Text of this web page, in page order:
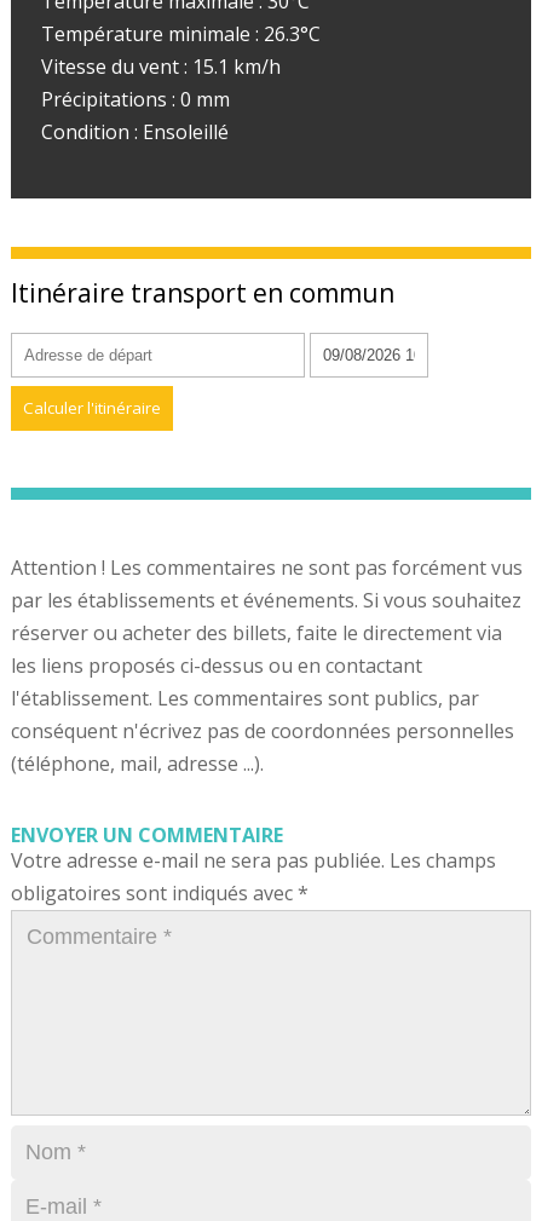
Température minimale : 26.3°C
Vitesse du vent : 15.1 km/h
Précipitations : 0 mm
Condition : Ensoleillé
Itinéraire transport en commun
Attention ! Les commentaires ne sont pas forcément vus
par les établissements et événements. Si vous souhaitez
réserver ou acheter des billets, faite le directement via
les liens proposés ci-dessus ou en contactant
l'établissement. Les commentaires sont publics, par
conséquent n'écrivez pas de coordonnées personnelles
(téléphone, mail, adresse ...).
ENVOYER UN COMMENTAIRE
Votre adresse e-mail ne sera pas publiée. Les champs
obligatoires sont indiqués avec*